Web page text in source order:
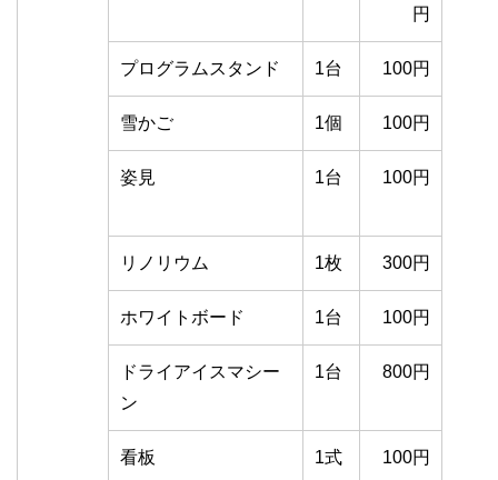
円
プログラムスタンド 1台 100円
雪かご 1個 100円
姿見 1台 100円
リノリウム 1枚 300円
ホワイトボード 1台 100円
ドライアイスマシー
ン
1台 800円
看板 1式 100円